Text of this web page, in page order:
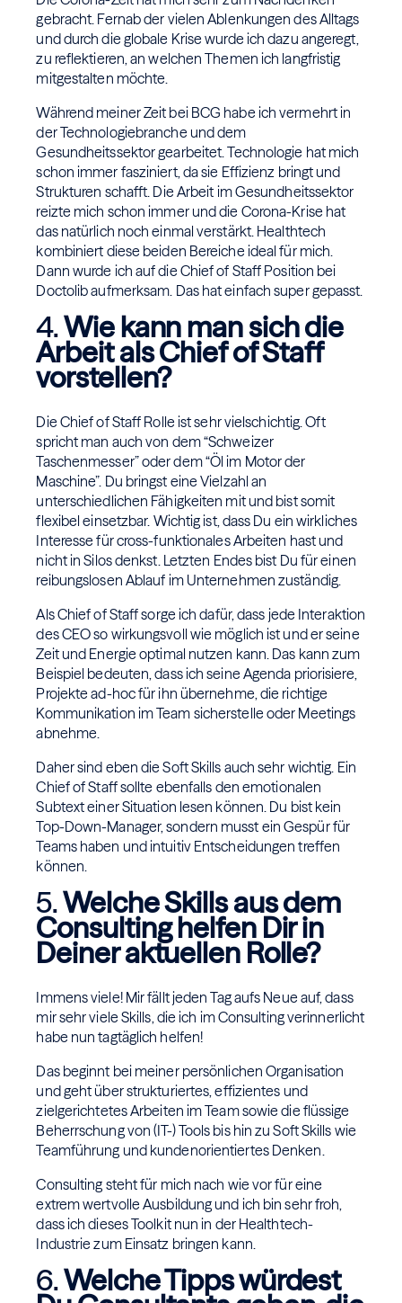
gebracht. Fernab der vielen Ablenkungen des Alltags
und durch die globale Krise wurde ich dazu angeregt,
zu reflektieren, an welchen Themen ich langfristig
mitgestalten möchte.
Während meiner Zeit bei BCG habe ich vermehrt in
der Technologiebranche und dem
Gesundheitssektor gearbeitet. Technologie hat mich
schon immer fasziniert, da sie Effizienz bringt und
Strukturen schafft. Die Arbeit im Gesundheitssektor
reizte mich schon immer und die Corona-Krise hat
das natürlich noch einmal verstärkt. Healthtech
kombiniert diese beiden Bereiche ideal für mich.
Dann wurde ich auf die Chief of Staff Position bei
Doctolib aufmerksam. Das hat einfach super gepasst.
4.Wie kann man sich die
Arbeit als Chief of Staff
vorstellen?
Die Chief of Staff Rolle ist sehr vielschichtig. Oft
spricht man auch von dem “Schweizer
Taschenmesser” oder dem “Öl im Motor der
Maschine”. Du bringst eine Vielzahl an
unterschiedlichen Fähigkeiten mit und bist somit
flexibel einsetzbar. Wichtig ist, dass Du ein wirkliches
Interesse für cross-funktionales Arbeiten hast und
nicht in Silos denkst. Letzten Endes bist Du für einen
reibungslosen Ablauf im Unternehmen zuständig.
Als Chief of Staff sorge ich dafür, dass jede Interaktion
des CEO so wirkungsvoll wie möglich ist und er seine
Zeit und Energie optimal nutzen kann. Das kann zum
Beispiel bedeuten, dass ich seine Agenda priorisiere,
Projekte ad-hoc für ihn übernehme, die richtige
Kommunikation im Team sicherstelle oder Meetings
abnehme.
Daher sind eben die Soft Skills auch sehr wichtig. Ein
Chief of Staff sollte ebenfalls den emotionalen
Subtext einer Situation lesen können. Du bist kein
Top-Down-Manager, sondern musst ein Gespür für
Teams haben und intuitiv Entscheidungen treffen
können.
5.Welche Skills aus dem
Consulting helfen Dir in
Deiner aktuellen Rolle?
Immens viele! Mir fällt jeden Tag aufs Neue auf, dass
mir sehr viele Skills, die ich im Consulting verinnerlicht
habe nun tagtäglich helfen!
Das beginnt bei meiner persönlichen Organisation
und geht über strukturiertes, effizientes und
zielgerichtetes Arbeiten im Team sowie die flüssige
Beherrschung von (IT-) Tools bis hin zu Soft Skills wie
Teamführung und kundenorientiertes Denken.
Consulting steht für mich nach wie vor für eine
extrem wertvolle Ausbildung und ich bin sehr froh,
dass ich dieses Toolkit nun in der Healthtech-
Industrie zum Einsatz bringen kann.
6.Welche Tipps würdest